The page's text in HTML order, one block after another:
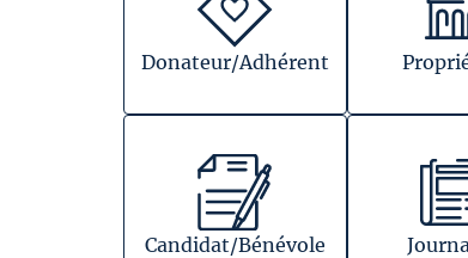
Donateur/Adhérent
Candidat/Bénévole